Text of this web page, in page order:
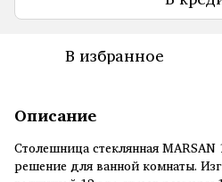
В избранное
Описание
Столешница стеклянная MARSAN
решение для ванной комнаты.